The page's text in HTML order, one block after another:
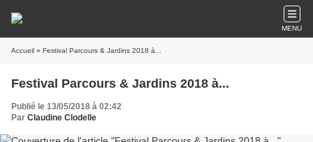
MENU
Accueil » Festival Parcours & Jardins 2018 à...
Festival Parcours & Jardins 2018 à...
Publié le 13/05/2018 à 02:42
Par Claudine Clodelle